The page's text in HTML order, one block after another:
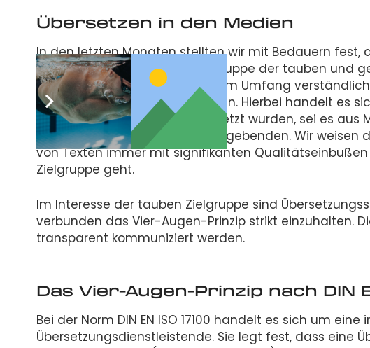
Übersetzen in den Medien
In den letzten Monaten stellten wir mit Bedauern fest,
zu finden sind, die für die Zielgruppe der tauben und
kultureller Hinsicht nicht in vollem Umfang
Qualitätsstandards entsprechen. Hierbei handelt es
gedolmetscht und nicht übersetzt wurden, sei es aus
Gründen vonseiten der Auftraggebenden. Wir
von Texten immer mit signifikanten
Zielgruppe geht.
Im Interesse der tauben Zielgruppe sind
verbunden das Vier-Augen-Prinzip strikt einzuhalten.
transparent kommuniziert werden.
Das Vier-Augen-Prinzip nach DIN
Bei der Norm DIN EN ISO 17100 handelt es sich um
Übersetzungsdienstleistende. Sie legt fest, dass eine